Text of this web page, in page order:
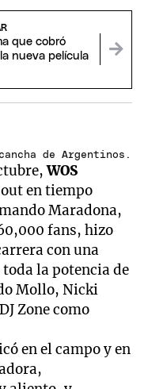
que cobró
nueva película
de Argentinos.
WOS
en tiempo
Maradona,
fans, hizo
con una
la potencia de
Mollo, Nicki
Zone como
en el campo y en